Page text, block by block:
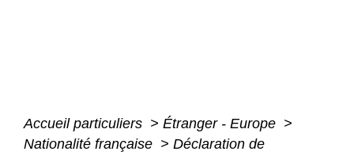
Accueil particuliers > Étranger - Europe >
Nationalité française > Déclaration de